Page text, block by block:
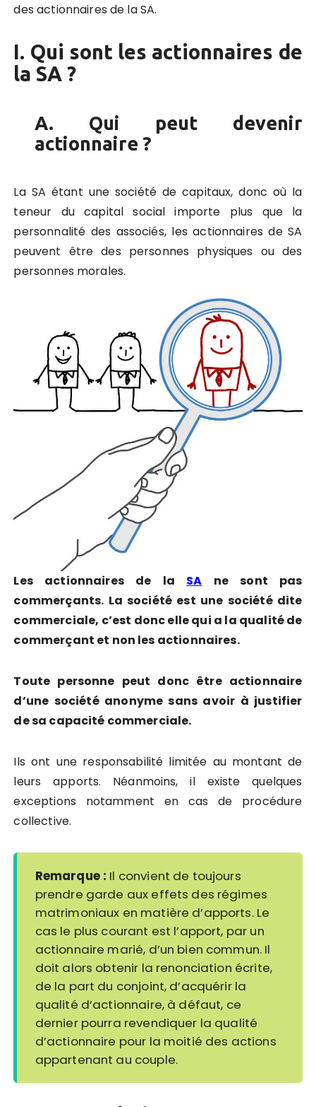
des actionnaires de la SA.
I. Qui sont les actionnaires de
la SA ?
A. Qui peut devenir
actionnaire ?
La SA étant une société de capitaux, donc où la
teneur du capital social importe plus que la
personnalité des associés, les actionnaires de SA
peuvent être des personnes physiques ou des
personnes morales.
Les actionnaires de la SA ne sont pas
commerçants. La société est une société dite
commerciale, c’est donc elle qui a la qualité de
commerçant et non les actionnaires.
Toute personne peut donc être actionnaire
d’une société anonyme sans avoir à justifier
de sa capacité commerciale.
Ils ont une responsabilité limitée au montant de
leurs apports. Néanmoins, il existe quelques
exceptions notamment en cas de procédure
collective.
Remarque : Il convient de toujours
prendre garde aux effets des régimes
matrimoniaux en matière d’apports. Le
cas le plus courant est l’apport, par un
actionnaire marié, d’un bien commun. Il
doit alors obtenir la renonciation écrite,
de la part du conjoint, d’acquérir la
qualité d’actionnaire, à défaut, ce
dernier pourra revendiquer la qualité
d’actionnaire pour la moitié des actions
appartenant au couple.